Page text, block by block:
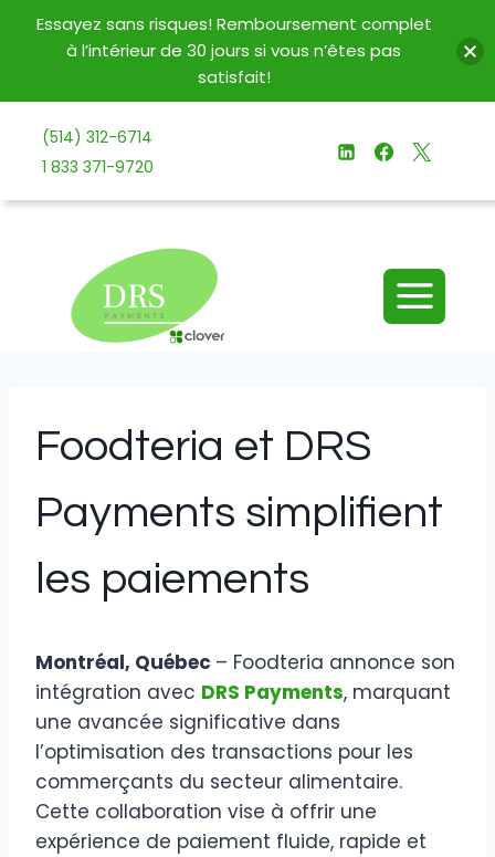
contenu
(514) 312-6714
1 833 371-9720
Foodteria et DRS
Payments simplifient
les paiements
Montréal, Québec – Foodteria annonce son
intégration avec DRS Payments, marquant
une avancée significative dans
l’optimisation des transactions pour les
commerçants du secteur alimentaire.
Cette collaboration vise à offrir une
expérience de paiement fluide, rapide et
Essayez sans risques! Remboursement complet
à l’intérieur de 30 jours si vous n’êtes pas
satisfait!